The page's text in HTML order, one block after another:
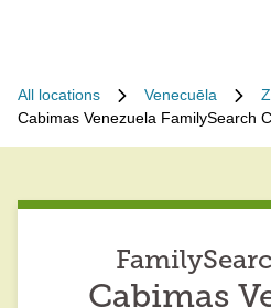
All locations Venecuēla
Cabimas Venezuela FamilySearch
Cabimas